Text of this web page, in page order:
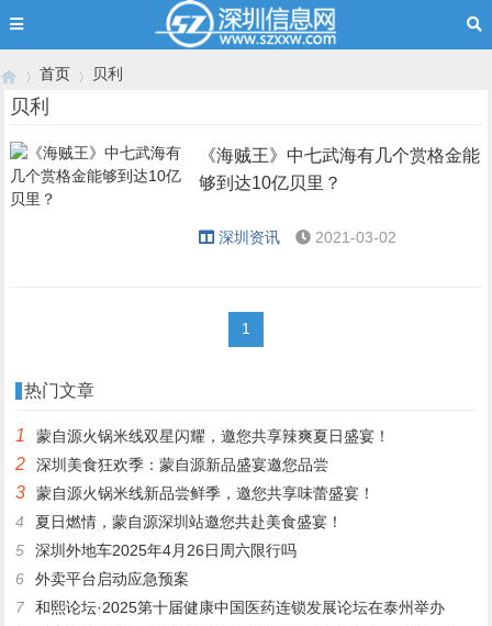
›
首页
›
贝利
贝利
《海贼王》中七武海有几个赏格金能
够到达10亿贝里？
深圳资讯 2021-03-02
1
热门文章
1 蒙自源火锅米线双星闪耀，邀您共享辣爽夏日盛宴！
2 深圳美食狂欢季：蒙自源新品盛宴邀您品尝
3
蒙自源火锅米线新品尝鲜季，邀您共享味蕾盛宴！
4
夏日燃情，蒙自源深圳站邀您共赴美食盛宴！
5
深圳外地车2025年4月26日周六限行吗
6
外卖平台启动应急预案
7
和熙论坛·2025第十届健康中国医药连锁发展论坛在泰州举办